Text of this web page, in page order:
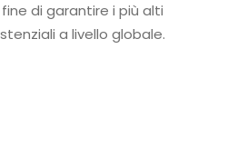
di garantire i più alti
a livello globale.